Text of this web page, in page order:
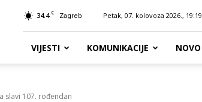
34.4 C Zagreb Petak, 07. kolovoza 2026., 19:19
VIJESTI KOMUNIKACIJE NOVO
slavi 107. rođendan